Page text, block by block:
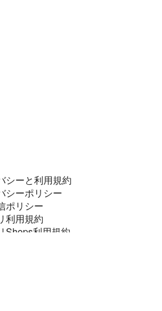
シーと利用規約
シーポリシー
ポリシー
利用規約
Shops利用規約